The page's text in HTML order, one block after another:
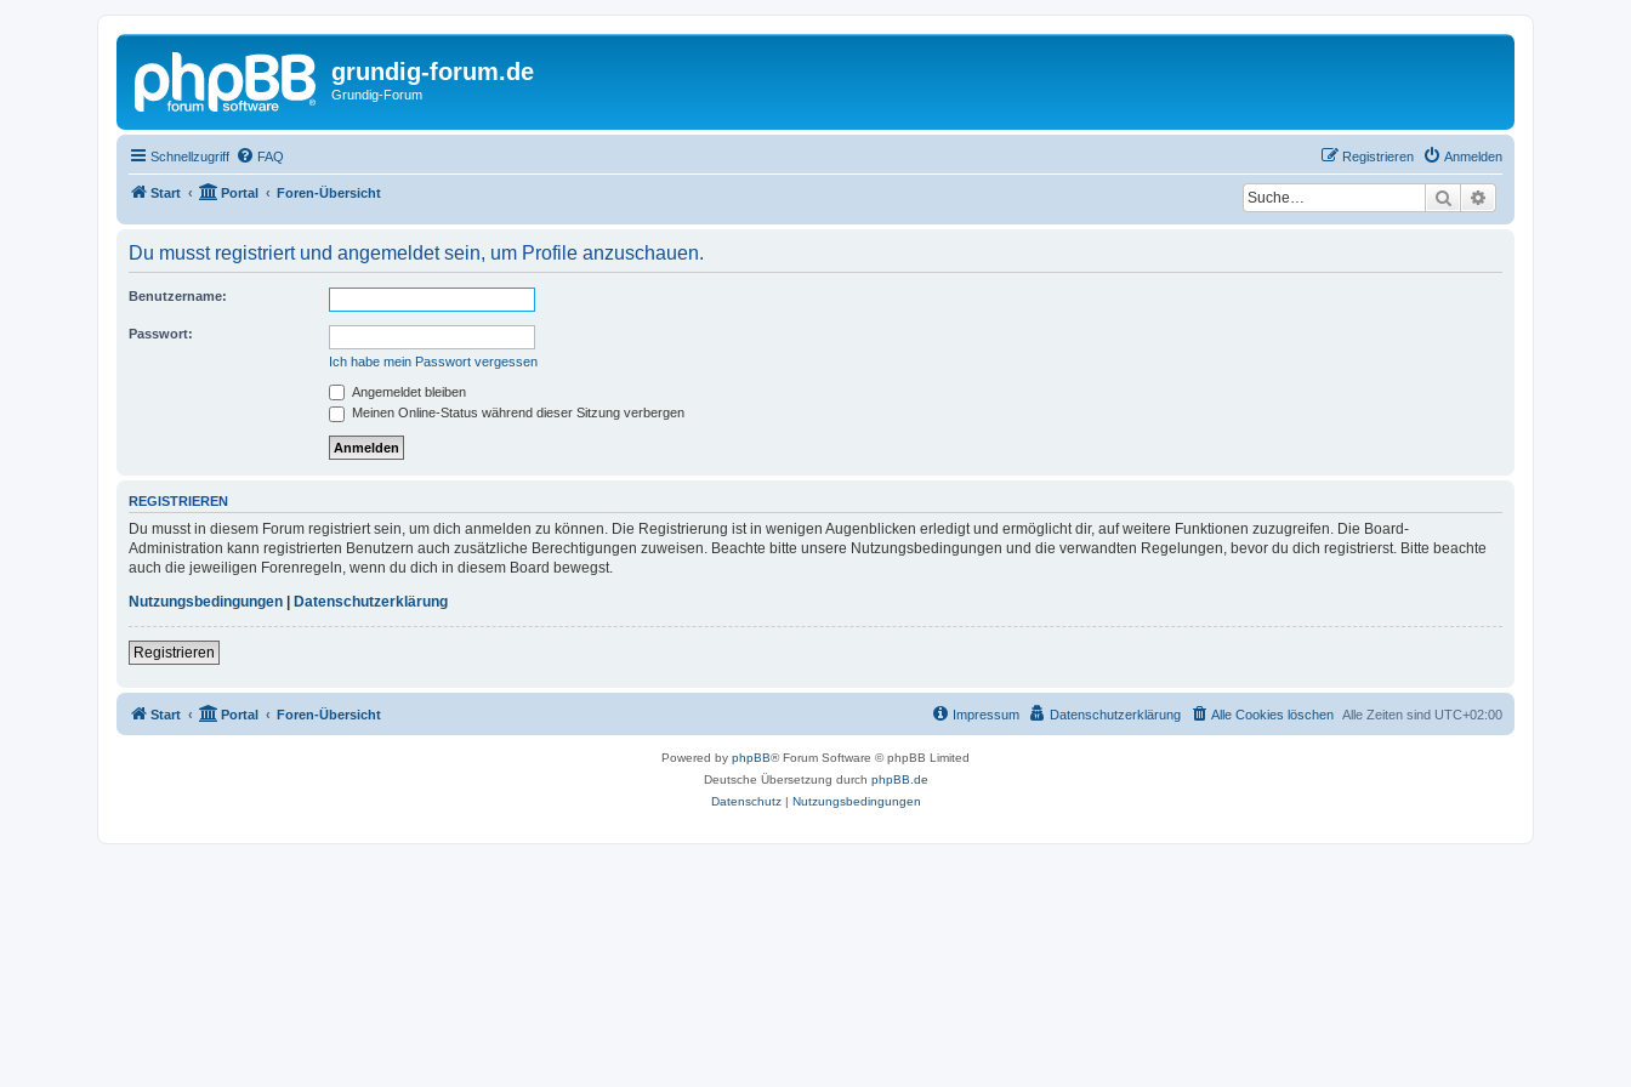
grundig-forum.de
Grundig-Forum
Schnellzugriff FAQ Anmelden
Registrieren
Start Portal Foren-Übersicht Suche
Du musst registriert und angemeldet sein, um Profile anzuschauen.
Benutzername:
Passwort:
Ich habe mein Passwort vergessen
Angemeldet bleiben
Meinen Online-Status während dieser Sitzung verbergen
REGISTRIEREN
Du musst in diesem Forum registriert sein, um dich anmelden zu können. Die Registrierung ist in wenigen Augenblicken erledigt und ermöglicht dir, auf weitere Funktionen zuzugreifen. Die Board-
Administration kann registrierten Benutzern auch zusätzliche Berechtigungen zuweisen. Beachte bitte unsere Nutzungsbedingungen und die verwandten Regelungen, bevor du dich registrierst. Bitte beachte
auch die jeweiligen Forenregeln, wenn du dich in diesem Board bewegst.
Nutzungsbedingungen
Datenschutzerklärung
Registrieren
Start Portal Foren-Übersicht Alle Zeiten sind UTC+02:00
Alle Cookies löschen
Datenschutzerklärung
Impressum
Powered by phpBB® Forum Software © phpBB Limited
Deutsche Übersetzung durch phpBB.de
Datenschutz| Nutzungsbedingungen